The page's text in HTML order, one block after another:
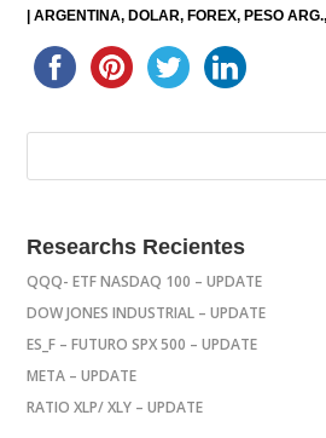
|ARGENTINA DOLAR FOREX PESO ARG.
Researchs Recientes
QQQ- ETF NASDAQ 100 – UPDATE
DOW JONES INDUSTRIAL – UPDATE
ES_F – FUTURO SPX 500 – UPDATE
META – UPDATE
RATIO XLP/ XLY – UPDATE